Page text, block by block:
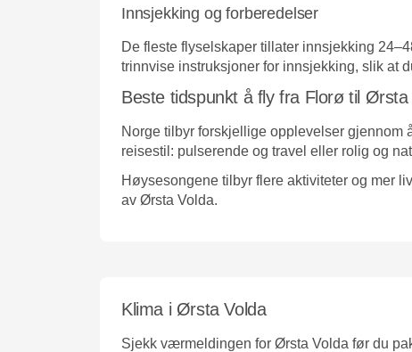
Innsjekking og forberedelser
De fleste flyselskaper tillater innsjekking
trinnvise instruksjoner for innsjekking, slik at
Beste tidspunkt å fly fra Florø til Ørsta
Norge tilbyr forskjellige opplevelser gjennom
reisestil: pulserende og travel eller rolig og
Høysesongene tilbyr flere aktiviteter og mer
av Ørsta Volda.
Klima i Ørsta Volda
Sjekk værmeldingen for Ørsta Volda før du